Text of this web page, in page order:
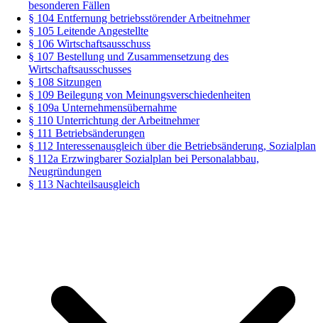
besonderen Fällen
§ 104 Entfernung betriebsstörender Arbeitnehmer
§ 105 Leitende Angestellte
§ 106 Wirtschaftsausschuss
§ 107 Bestellung und Zusammensetzung des
Wirtschaftsausschusses
§ 108 Sitzungen
§ 109 Beilegung von Meinungsverschiedenheiten
§ 109a Unternehmensübernahme
§ 110 Unterrichtung der Arbeitnehmer
§ 111 Betriebsänderungen
§ 112 Interessenausgleich über die Betriebsänderung, Sozialplan
§ 112a Erzwingbarer Sozialplan bei Personalabbau,
Neugründungen
§ 113 Nachteilsausgleich